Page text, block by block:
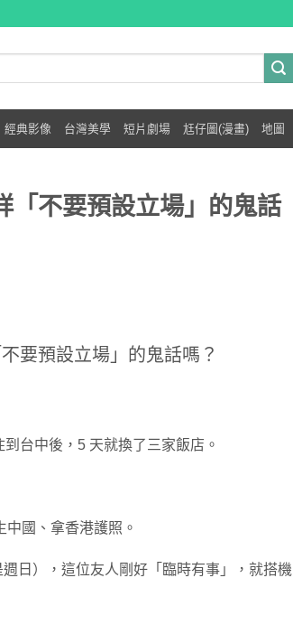
經典影像 台灣美學 短片劇場 尪仔圖(漫畫) 地圖
「不要預設立場」的鬼話
要預設立場」的鬼話嗎？
台中後，5 天就換了三家飯店。
國、拿香港護照。
日），這位友人剛好「臨時有事」，就搭機